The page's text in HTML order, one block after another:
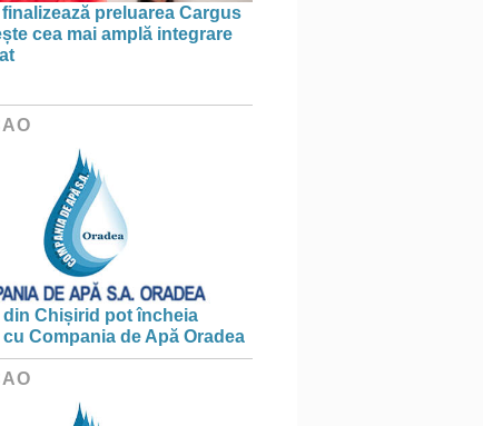
preluarea Cargus
cea mai amplă integrare
Chișirid pot încheia
Compania de Apă Oradea